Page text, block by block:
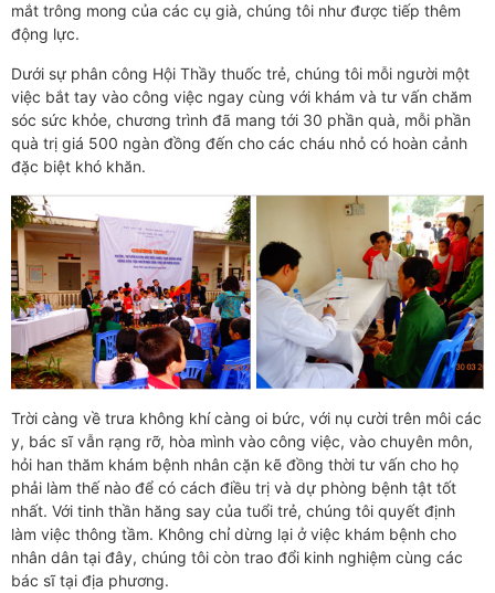
mắt trông mong của các cụ già, chúng tôi như được tiếp thêm
động lực.
Dưới sự phân công Hội Thầy thuốc trẻ, chúng tôi mỗi người một
việc bắt tay vào công việc ngay cùng với khám và tư vấn chăm
sóc sức khỏe, chương trình đã mang tới 30 phần quà, mỗi phần
quà trị giá 500 ngàn đồng đến cho các cháu nhỏ có hoàn cảnh
đặc biệt khó khăn.
Trời càng về trưa không khí càng oi bức, với nụ cười trên môi các
y, bác sĩ vẫn rạng rỡ, hòa mình vào công việc, vào chuyên môn,
hỏi han thăm khám bệnh nhân cặn kẽ đồng thời tư vấn cho họ
phải làm thế nào để có cách điều trị và dự phòng bệnh tật tốt
nhất. Với tinh thần hăng say của tuổi trẻ, chúng tôi quyết định
làm việc thông tầm. Không chỉ dừng lại ở việc khám bệnh cho
nhân dân tại đây, chúng tôi còn trao đổi kinh nghiệm cùng các
bác sĩ tại địa phương.